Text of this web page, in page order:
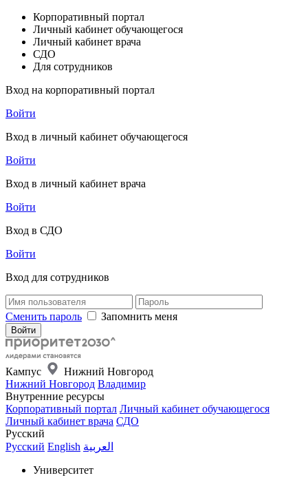
Корпоративный портал
Личный кабинет обучающегося
Личный кабинет врача
СДО
Для сотрудников
Вход на корпоративный портал
Войти
Вход в личный кабинет обучающегося
Войти
Вход в личный кабинет врача
Войти
Вход в СДО
Войти
Вход для сотрудников
Сменить пароль Запомнить меня
Кампус
Нижний Новгород
Нижний Новгород Владимир
Внутренние ресурсы
Корпоративный портал Личный кабинет обучающегося
Личный кабинет врача СДО
Русский
Русский English العربية
Университет